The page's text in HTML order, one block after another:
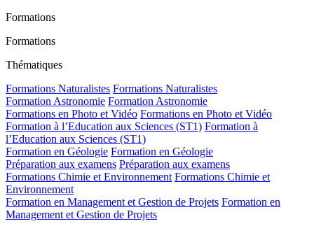
Formations
Formations
Thématiques
Formations Naturalistes Formations Naturalistes
Formation Astronomie Formation Astronomie
Formations en Photo et Vidéo Formations en Photo et Vidéo
Formation à l’Education aux Sciences (ST1) Formation à
l’Education aux Sciences (ST1)
Formation en Géologie Formation en Géologie
Préparation aux examens Préparation aux examens
Formations Chimie et Environnement Formations Chimie et
Environnement
Formation en Management et Gestion de Projets Formation en
Management et Gestion de Projets